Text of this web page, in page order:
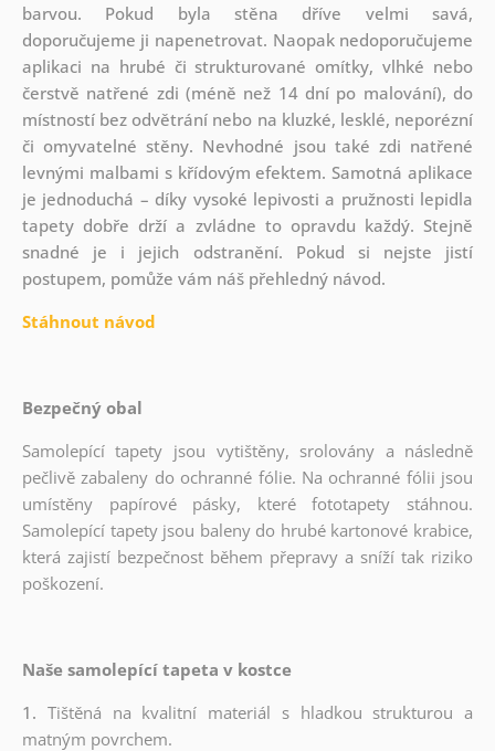
barvou. Pokud byla stěna dříve velmi savá,
doporučujeme ji napenetrovat. Naopak nedoporučujeme
aplikaci na hrubé či strukturované omítky, vlhké nebo
čerstvě natřené zdi (méně než 14 dní po malování), do
místností bez odvětrání nebo na kluzké, lesklé, neporézní
či omyvatelné stěny. Nevhodné jsou také zdi natřené
levnými malbami s křídovým efektem. Samotná aplikace
je jednoduchá – díky vysoké lepivosti a pružnosti lepidla
tapety dobře drží a zvládne to opravdu každý. Stejně
snadné je i jejich odstranění. Pokud si nejste jistí
postupem, pomůže vám náš přehledný návod.
Stáhnout návod
Bezpečný obal
Samolepící tapety jsou vytištěny, srolovány a následně
pečlivě zabaleny do ochranné fólie. Na ochranné fólii jsou
umístěny papírové pásky, které fototapety stáhnou.
Samolepící tapety jsou baleny do hrubé kartonové krabice,
která zajistí bezpečnost během přepravy a sníží tak riziko
poškození.
Naše samolepící tapeta v kostce
1. Tištěná na kvalitní materiál s hladkou strukturou a
matným povrchem.